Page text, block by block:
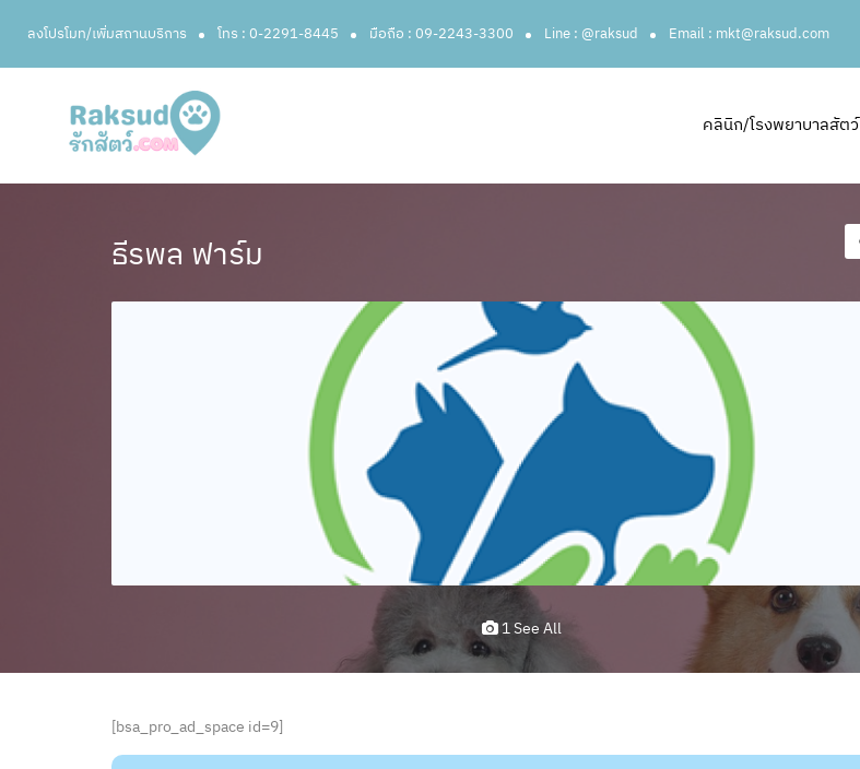
ลงโปรโมท/เพิ่มสถานบริการ โทร : 0-2291-8445 มือถือ : 09-2243-3300 Line : @raksud Email : mkt@raksud.com
คลินิก/โรงพยาบาลสัตว์
ธีรพล ฟาร์ม
1 See All
[bsa_pro_ad_space id=9]